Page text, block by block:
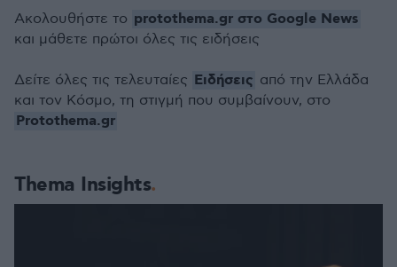
Thema Insights
Ακολουθήστε το protothema.gr στο Google News
και μάθετε πρώτοι όλες τις ειδήσεις
Δείτε όλες τις τελευταίες Ειδήσεις από την Ελλάδα
και τον Κόσμο, τη στιγμή που συμβαίνουν, στο
Protothema.gr